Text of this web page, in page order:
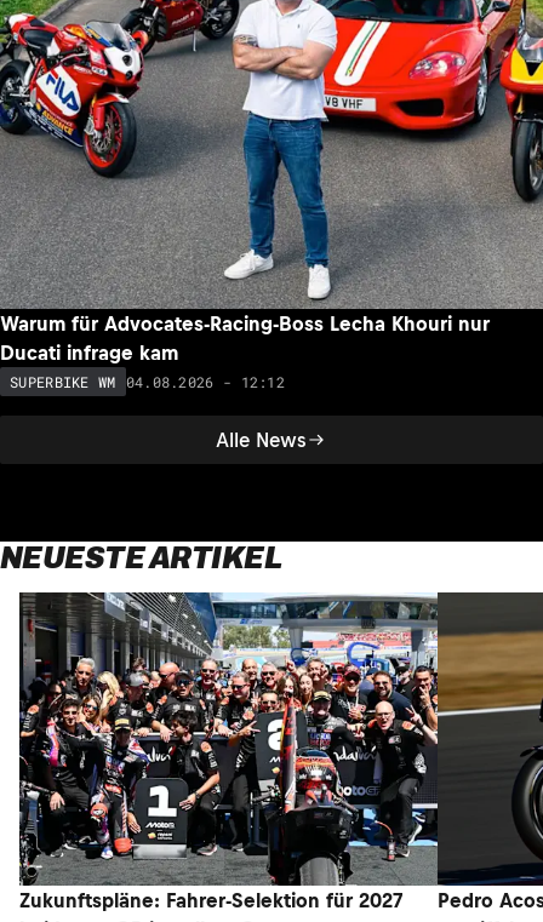
Alle News
Warum für Advocates-Racing-Boss Lecha Khouri nur
Ducati infrage kam
SUPERBIKE WM 04.08.2026 - 12:12
NEUESTE ARTIKEL
Zukunftspläne: Fahrer-Selektion für 2027
Pedro